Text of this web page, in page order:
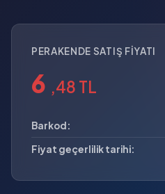
PERAKENDE SATIŞ FIYATI
6 ,48 TL
Barkod:
Fiyat geçerlilik tarihi: